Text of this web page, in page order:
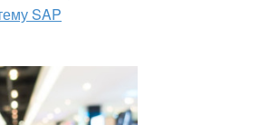
SAP